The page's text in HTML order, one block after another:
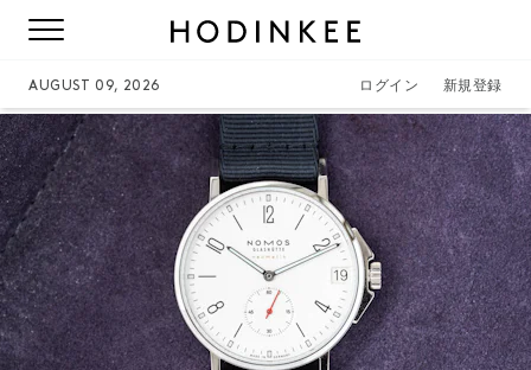
AUGUST 09, 2026 ログイン 新規登録